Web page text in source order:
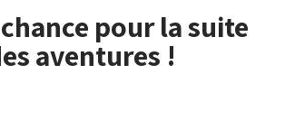
pour la suite
aventures !